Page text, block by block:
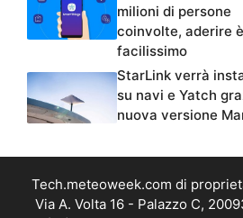
milioni di persone
coinvolte, aderire è
facilissimo
StarLink verrà
su navi e Yatch
nuova versione
Tech.meteoweek.com di
Via A. Volta 16 - Palazzo C,